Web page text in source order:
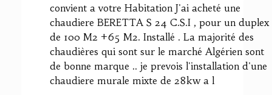
convient a votre Habitation J'ai acheté une
chaudiere BERETTA S 24 C.S.I , pour un duplex
de 100 M2 +65 M2. Installé . La majorité des
chaudières qui sont sur le marché Algérien sont
de bonne marque .. je prevois l'installation d'une
chaudiere murale mixte de 28kw a l